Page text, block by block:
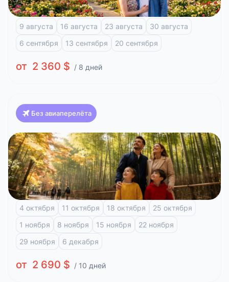
Токио Фудзи-Кавагучико Атами Киото Осака
9 августа 16 августа 23 августа
30 августа
6 сентября
13 сентября 20 сентября
от 2 360 $ / 8 дней
Без авиаперелёта
Япония
Красоты Японии, Клёны (Токио-Токио)
Токио Фудзи-Кавагучико Киото
Арасияма
Хиросима
4 октября 11 октября 18 октября
25 октября
1 ноября
8 ноября 15 ноября
22 ноября
29 ноября
6 декабря
от 2 690 $ / 10 дней